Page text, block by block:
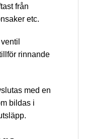
från
etc.
rinnande
med en
bildas i